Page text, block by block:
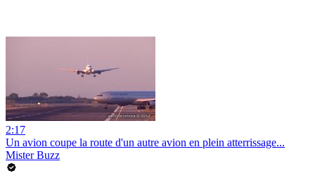
2:17
Un avion coupe la route d'un autre avion en plein atterrissage...
Mister Buzz